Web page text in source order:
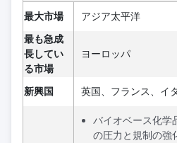
最大市場
アジア太平洋
最も急成
長してい
る市場
ヨーロッパ
新興国 英国、フランス、イ
バイオベース化学
の圧力と規制の強